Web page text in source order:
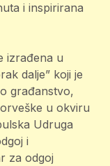
i inspirirana
izrađena u
dalje” koji je
građanstvo,
u okviru
Udruga
i
za odgoj